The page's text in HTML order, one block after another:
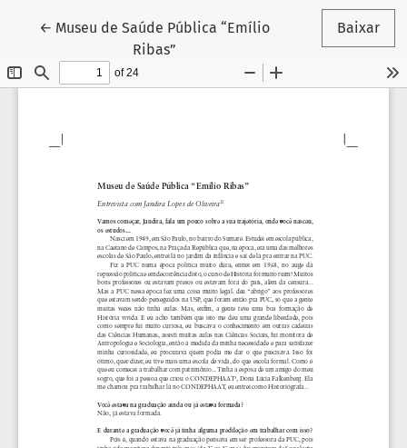
← Voltar aos Detalhes do Artigo
Museu de Saúde Pública “Emílio
Ribas”
Baixar